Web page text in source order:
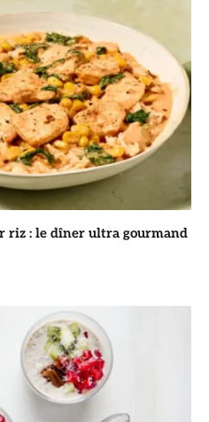
riz : le dîner ultra gourmand